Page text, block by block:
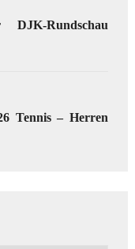
Rundschau
Tennis – Herren